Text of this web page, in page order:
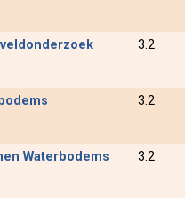
3.2
3.2
Waterbodems 3.2